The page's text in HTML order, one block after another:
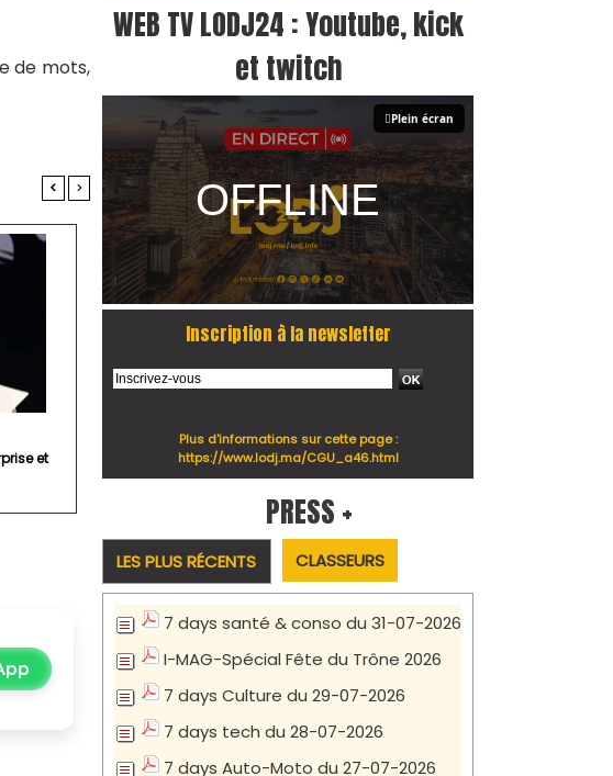
de mots,
< >
et
WEB TV LODJ24 : Youtube, kick
et twitch
Plein écran
Inscription à la newsletter
Plus d'informations sur cette page :
https://www.lodj.ma/CGU_a46.html
PRESS +
LES PLUS RÉCENTS CLASSEURS
7 days santé & conso du 31-07-2026
I-MAG-Spécial Fête du Trône 2026
7 days Culture du 29-07-2026
7 days tech du 28-07-2026
7 days Auto-Moto du 27-07-2026